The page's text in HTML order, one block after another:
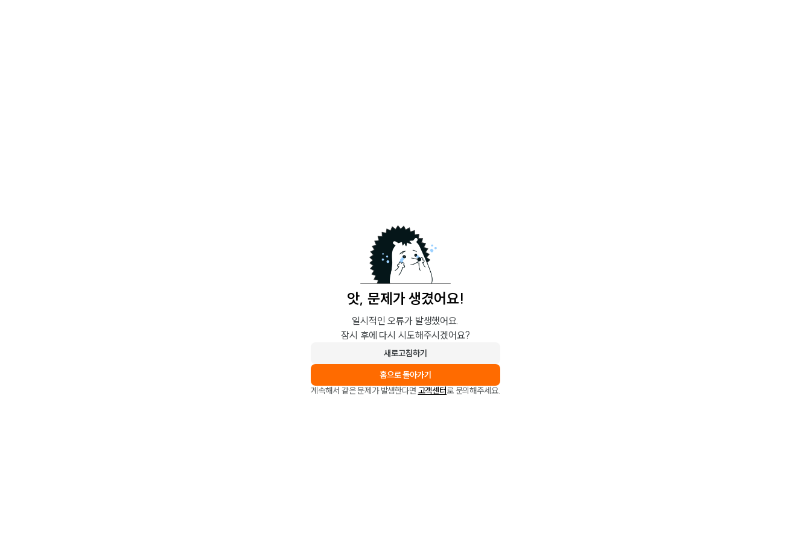
앗, 문제가 생겼어요!
일시적인 오류가 발생했어요.
잠시 후에 다시 시도해주시겠어요?
새로고침하기
홈으로 돌아가기
계속해서 같은 문제가 발생한다면 고객센터로 문의해주세요.